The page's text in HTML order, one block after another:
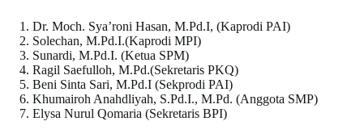
Dr. Moch. Sya’roni Hasan, M.Pd.I, (Kaprodi PAI)
Solechan, M.Pd.I.(Kaprodi MPI)
Sunardi, M.Pd.I. (Ketua SPM)
Ragil Saefulloh, M.Pd.(Sekretaris PKQ)
Beni Sinta Sari, M.Pd.I (Sekprodi PAI)
Khumairoh Anahdliyah, S.Pd.I., M.Pd. (Anggota SMP)
Elysa Nurul Qomaria (Sekretaris BPI)